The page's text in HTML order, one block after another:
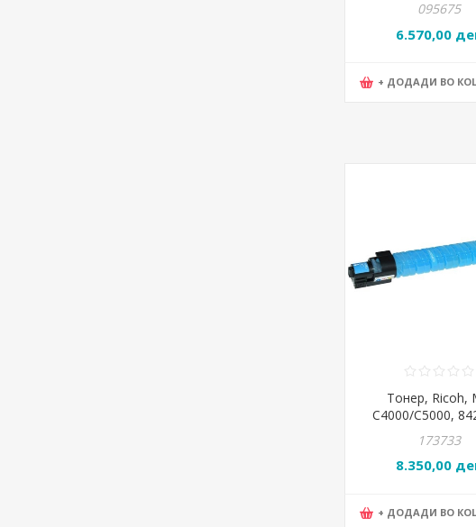
095675
6.570,00
+ ДОДАДИ ВО
Тонер, Ricoh,
C4000/C5000,
173733
8.350,00
+ ДОДАДИ ВО